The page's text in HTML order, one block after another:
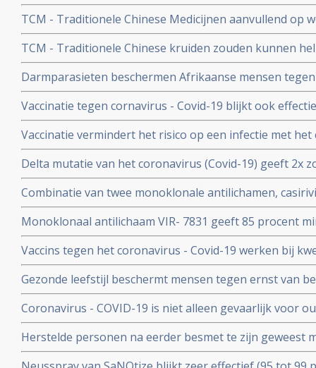
studies
ernstige ziekte door coronavirus - Covid-19 verbetert
ziekenhuisverblijf met
TCM - Traditionele Chinese Medicijnen aanvullend op
bij patienten met milde tot matige COVID-19 -
TCM - Traditionele Chinese kruiden zouden kunnen
Corona virus, zeggen Chinese onderzoekers
Darmparasieten beschermen Afrikaanse mensen
hun immuunsysteem reageert anders dan
Vaccinatie tegen cornavirus - Covid-19 blijkt ook
immuunziektes en mensen die
Vaccinatie vermindert het risico op een infectie met
immuniteit van een eerdere infectie beschermt echter
keer. Dit toont groot onderzoek aan uit Israel
Delta mutatie van het coronavirus (Covid-19) geeft 2x
vs 4 procent) op ernstige ziekte dan de Alpha mutatie.
Combinatie van twee monoklonale antilichamen,
COV) kan ernstig zieke Covid-19 patienten die zelf
behoeden voor overlijden
Monoklonaal antilichaam VIR- 7831 geeft 85 procent
overlijden bij patienten met het coronavirus - COVID-
vergelijking met placebo
Vaccins tegen het coronavirus - Covid-19 werken bij
kankerpatienten onvoldoende blijkt uit groot
Gezonde leefstijl beschermt mensen tegen ernst van
- Covid-19. Blijkt uit groot Engels bevolkingsonderzoek
Coronavirus - COVID-19 is niet alleen gevaarlijk voor
volwassenen van middelbare leeftijd blijkt uit grote
Herstelde personen na eerder besmet te zijn geweest
waren niet besmettelijk voor anderen blijkt uit